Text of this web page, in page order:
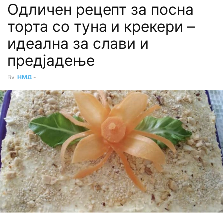
Одличен рецепт за посна
торта со туна и крекери –
идеална за слави и
предјадење
By НМД -